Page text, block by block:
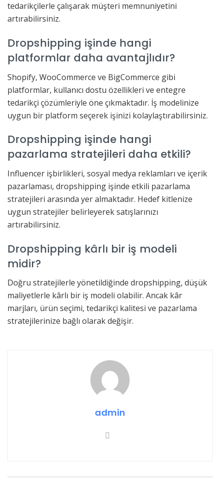
tedarikçilerle çalışarak müşteri memnuniyetini
artırabilirsiniz.
Dropshipping işinde hangi
platformlar daha avantajlıdır?
Shopify, WooCommerce ve BigCommerce gibi
platformlar, kullanıcı dostu özellikleri ve entegre
tedarikçi çözümleriyle öne çıkmaktadır. İş modelinize
uygun bir platform seçerek işinizi kolaylaştırabilirsiniz.
Dropshipping işinde hangi
pazarlama stratejileri daha etkili?
Influencer işbirlikleri, sosyal medya reklamları ve içerik
pazarlaması, dropshipping işinde etkili pazarlama
stratejileri arasında yer almaktadır. Hedef kitlenize
uygun stratejiler belirleyerek satışlarınızı
artırabilirsiniz.
Dropshipping kârlı bir iş modeli
midir?
Doğru stratejilerle yönetildiğinde dropshipping, düşük
maliyetlerle kârlı bir iş modeli olabilir. Ancak kâr
marjları, ürün seçimi, tedarikçi kalitesi ve pazarlama
stratejilerinize bağlı olarak değişir.
admin